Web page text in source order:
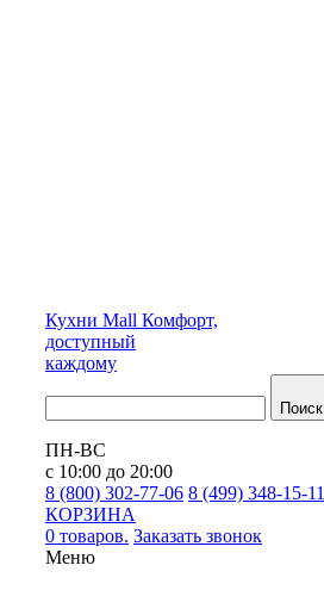
Кухни Mall Комфорт,
доступный
каждому
Поиск
ПН-ВС
с 10:00 до 20:00
8 (800) 302-77-06 8 (499) 348-15-11
КОРЗИНА
0 товаров. Заказать звонок
Меню